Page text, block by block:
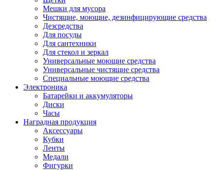
Мешки для мусора
Чистящие, моющие, дезинфицирующие средства
Дезсредства
Для посуды
Для сантехники
Для стекол и зеркал
Универсальные моющие средства
Универсальные чистящие средства
Специальные моющие средства
Электроника
Батарейки и аккумуляторы
Диски
Часы
Наградная продукция
Аксессуары
Кубки
Ленты
Медали
Фигурки